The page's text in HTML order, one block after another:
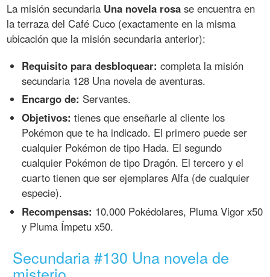
La misión secundaria Una novela rosa se encuentra en
la terraza del Café Cuco (exactamente en la misma
ubicación que la misión secundaria anterior):
Requisito para desbloquear: completa la misión
secundaria 128 Una novela de aventuras.
Encargo de: Servantes.
Objetivos: tienes que enseñarle al cliente los
Pokémon que te ha indicado. El primero puede ser
cualquier Pokémon de tipo Hada. El segundo
cualquier Pokémon de tipo Dragón. El tercero y el
cuarto tienen que ser ejemplares Alfa (de cualquier
especie).
Recompensas: 10.000 Pokédolares, Pluma Vigor x50
y Pluma Ímpetu x50.
Secundaria #130 Una novela de